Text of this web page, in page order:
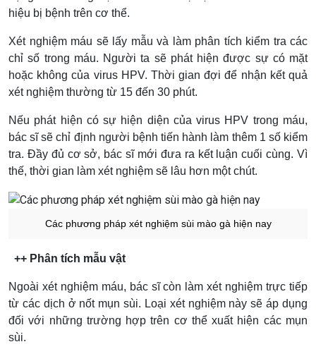
hiệu bị bệnh trên cơ thể.
Xét nghiệm máu sẽ lấy mẫu và làm phân tích kiểm tra các
chỉ số trong máu. Người ta sẽ phát hiện được sự có mặt
hoặc không của virus HPV. Thời gian đợi để nhận kết quả
xét nghiệm thường từ 15 đến 30 phút.
Nếu phát hiện có sự hiện diện của virus HPV trong máu,
bác sĩ sẽ chỉ định người bệnh tiến hành làm thêm 1 số kiểm
tra. Đầy đủ cơ sở, bác sĩ mới đưa ra kết luận cuối cùng. Vì
thế, thời gian làm xét nghiệm sẽ lâu hơn một chút.
Các phương pháp xét nghiệm sùi mào gà hiện nay
++ Phân tích mẫu vật
Ngoài xét nghiệm máu, bác sĩ còn làm xét nghiệm trực tiếp
từ các dịch ở nốt mụn sùi. Loại xét nghiệm này sẽ áp dụng
đối với những trường hợp trên cơ thể xuất hiện các mụn
sùi.